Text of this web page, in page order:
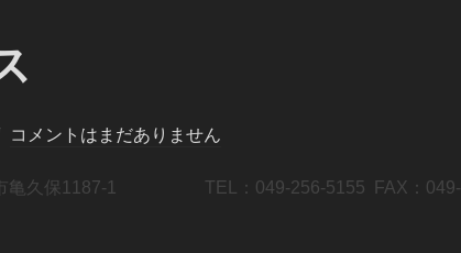
コメントはまだありません
市亀久保1187-1 TEL：049-256-5155 FAX：049-